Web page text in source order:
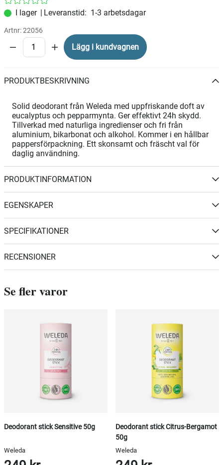
| Leveranstid: 1-3 arbetsdagar
Artnr:22056
Lägg i kundvagnen
PRODUKTBESKRIVNING
Solid deodorant från Weleda med uppfriskande doft av
eucalyptus och pepparmynta. Ger effektivt 24h skydd.
Tillverkad med naturliga ingredienser och fri från
aluminium, bikarbonat och alkohol. Kommer i en hållbar
pappersförpackning. Ett skonsamt och fräscht val för
daglig användning.
PRODUKTINFORMATION
EGENSKAPER
SPECIFIKATIONER
RECENSIONER
Se fler varor
Deodorant stick Sensitive 50g
Weleda
Deodorant stick Citrus-Bergamot
50g
Weleda